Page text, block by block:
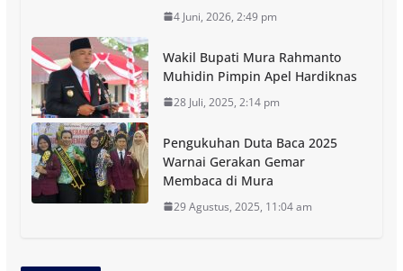
4 Juni, 2026, 2:49 pm
Wakil Bupati Mura Rahmanto
Muhidin Pimpin Apel Hardiknas
28 Juli, 2025, 2:14 pm
Pengukuhan Duta Baca 2025
Warnai Gerakan Gemar
Membaca di Mura
29 Agustus, 2025, 11:04 am